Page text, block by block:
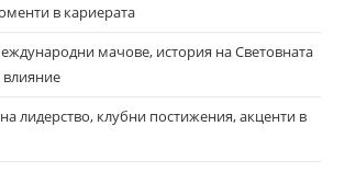
в кариерата
мачове, история на Световната
лидерство, клубни постижения, акценти в